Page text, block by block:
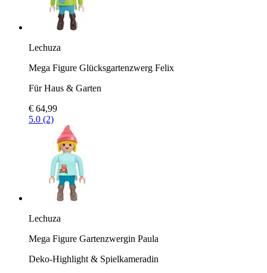
Lechuza
Mega Figure Glücksgartenzwerg Felix
Für Haus & Garten
€ 64,99
5.0 (2)
Lechuza
Mega Figure Gartenzwergin Paula
Deko-Highlight & Spielkameradin